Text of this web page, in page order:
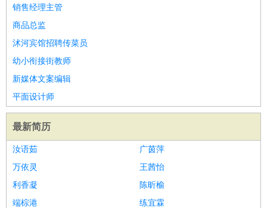
销售经理主管
商品总监
沭河宾馆招聘传菜员
幼小衔接街教师
新媒体文案编辑
平面设计师
最新简历
汝语茹
广茵萍
万依灵
王茜怡
利香凝
陈昕榆
端棕港
练宜霖